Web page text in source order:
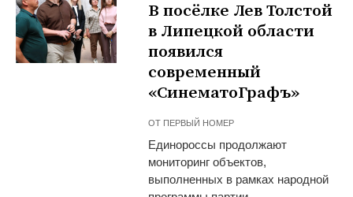
В посёлке Лев Толстой
в Липецкой области
появился
современный
«СинематоГрафъ»
ОТ ПЕРВЫЙ НОМЕР
Единороссы продолжают
мониторинг объектов,
выполненных в рамках народной